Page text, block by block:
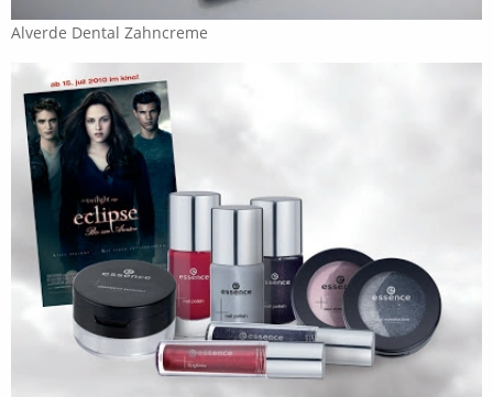
Alverde Dental Zahncreme